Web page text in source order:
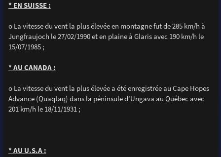
* EN SUISSE :
o La vitesse du vent la plus élevée en montagne fut de 285 km/h à
Jungfraujoch le 27/02/1990 et en plaine à Glaris avec 190 km/h le
15/07/1985 ;
* AU CANADA :
o La vitesse du vent la plus élevée a été enregistrée au Cape Hopes
Advance (Quaqtaq) dans la péninsule d'Ungava au Québec avec
201 km/h le 18/11/1931 ;
* AU U.S.A :